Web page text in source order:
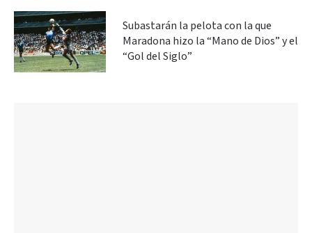
Subastarán la pelota con la que
Maradona hizo la “Mano de Dios” y el
“Gol del Siglo”